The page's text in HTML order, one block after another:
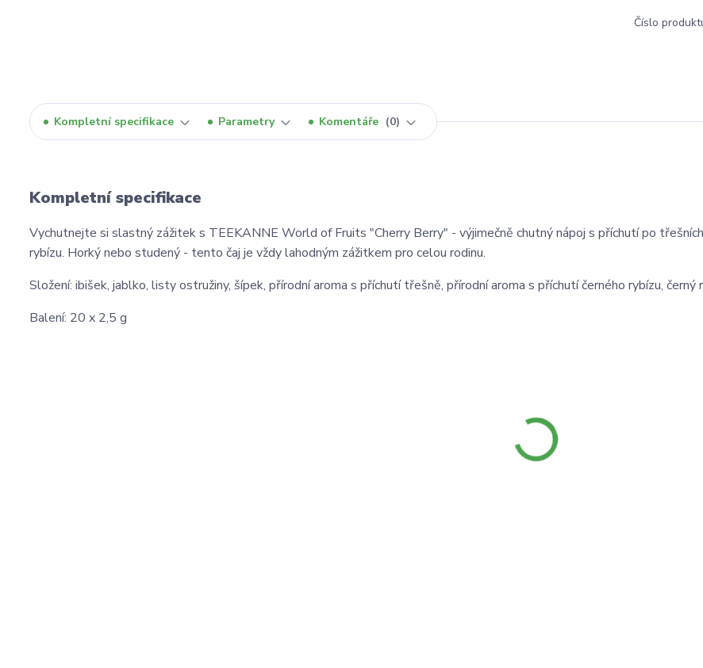
Číslo
Kompletní specifikace Parametry Komentáře 0
Kompletní specifikace
Vychutnejte si slastný zážitek s TEEKANNE World of Fruits "Cherry Berry" - výjimečně chutný nápoj s příchutí po
rybízu. Horký nebo studený - tento čaj je vždy lahodným zážitkem pro celou rodinu.
Složení: ibišek, jablko, listy ostružiny, šípek, přírodní aroma s příchutí třešně, přírodní aroma s příchutí černého rybízu, černý
Balení: 20 x 2,5 g